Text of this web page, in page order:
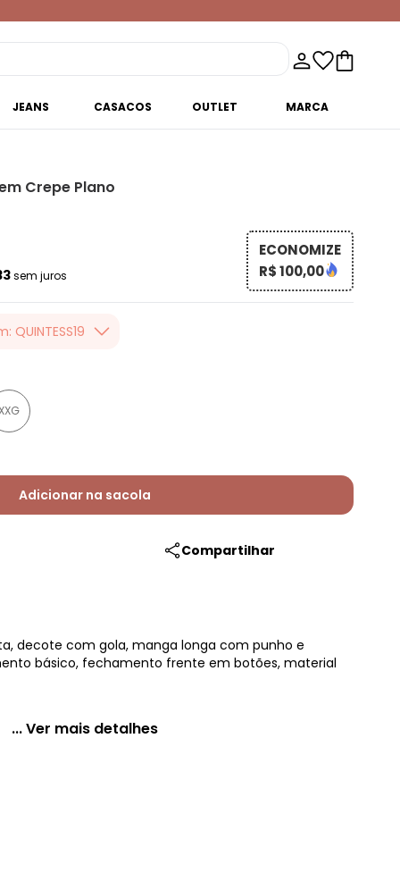
JEANS CASACOS OUTLET MARCA
Crepe Plano
sem juros
ECONOMIZE
R$ 100,00
QUINTESS19
valor, usando o
toda loja Quintess,
Adicionar na sacola
Compartilhar
decote com gola, manga longa com punho e
básico, fechamento frente em botões, material
... Ver mais detalhes